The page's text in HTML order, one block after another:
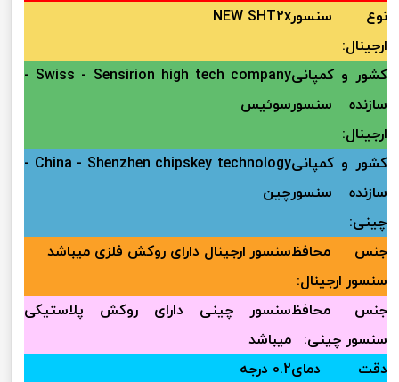
نوع سنسور
ارجینال:
NEW SHT2x
کشور و کمپانی
سازنده سنسور
ارجینال:
Swiss - Sensirion high tech company -
سوئیس
کشور و کمپانی
سازنده سنسور
چینی:
China - Shenzhen chipskey technology -
چین
جنس محافظ
سنسور ارجینال:
سنسور ارجینال دارای روکش فلزی میباشد
جنس محافظ
سنسور چینی:
سنسور چینی دارای روکش پلاستیکی
میباشد
دقت دمای0.2 درجه